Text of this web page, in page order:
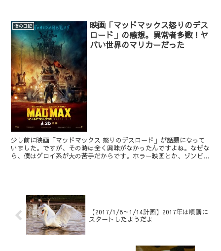
僕の日記
映画「マッドマックス怒りのデス
ロード」の感想。異常者多数！ヤ
バい世界のマリカーだった
少し前に映画「マッドマックス 怒りのデスロード」が話題になって
いました。ですが、その時は全く興味がなかったんですよね。なぜな
ら、僕はグロイ系が大の苦手だからです。ホラー映画とか、ゾンビ系
【2017/1/8～1/14計画】2017年は順調に
スタートしたようだよ